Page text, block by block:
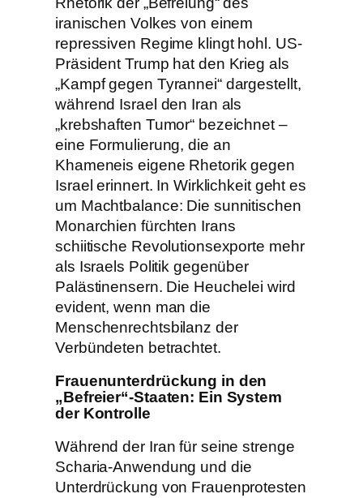
iranischen Volkes von einem
repressiven Regime klingt hohl. US-
Präsident Trump hat den Krieg als
„Kampf gegen Tyrannei“ dargestellt,
während Israel den Iran als
„krebshaften Tumor“ bezeichnet –
eine Formulierung, die an
Khameneis eigene Rhetorik gegen
Israel erinnert. In Wirklichkeit geht es
um Machtbalance: Die sunnitischen
Monarchien fürchten Irans
schiitische Revolutionsexporte mehr
als Israels Politik gegenüber
Palästinensern. Die Heuchelei wird
evident, wenn man die
Menschenrechtsbilanz der
Verbündeten betrachtet.
Frauenunterdrückung in den
„Befreier“-Staaten: Ein System
der Kontrolle
Während der Iran für seine strenge
Scharia-Anwendung und die
Unterdrückung von Frauenprotesten